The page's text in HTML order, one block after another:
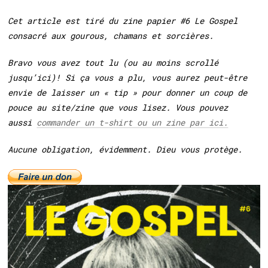
Cet article est tiré du zine papier #6 Le Gospel
consacré aux gourous, chamans et sorcières.
Bravo vous avez tout lu (ou au moins scrollé
jusqu’ici)! Si ça vous a plu, vous aurez peut-être
envie de laisser un « tip » pour donner un coup de
pouce au site/zine que vous lisez. Vous pouvez
aussi commander un t-shirt ou un zine par ici.
Aucune obligation, évidemment. Dieu vous protège.